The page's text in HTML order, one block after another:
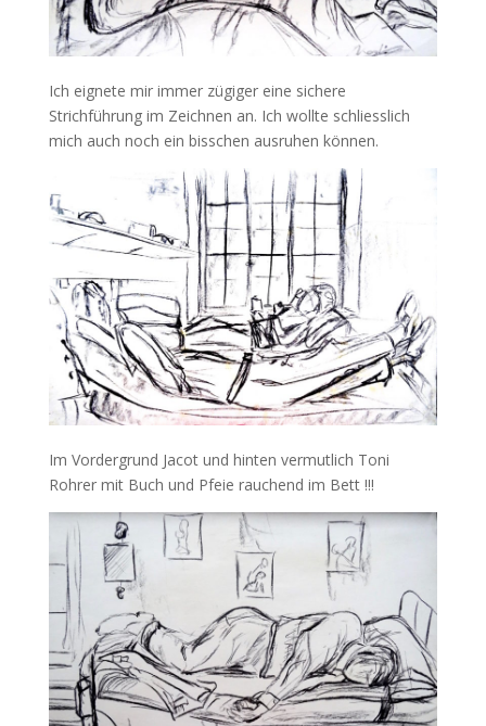
Ich eignete mir immer zügiger eine sichere
Strichführung im Zeichnen an. Ich wollte schliesslich
mich auch noch ein bisschen ausruhen können.
Im Vordergrund Jacot und hinten vermutlich Toni
Rohrer mit Buch und Pfeie rauchend im Bett !!!